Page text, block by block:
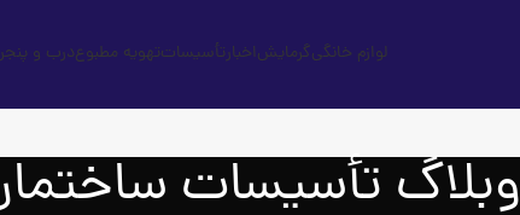
لوازم خانگیگرمایشاخبارتأسیساتتهویه مطبوعدرب و
وبلاگ تأسیسات